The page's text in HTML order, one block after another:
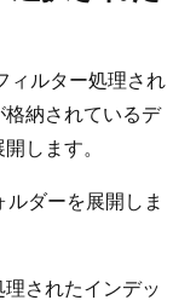
ィルター処理され
納されているデ
します。
ルダーを展開しま
されたインデッ